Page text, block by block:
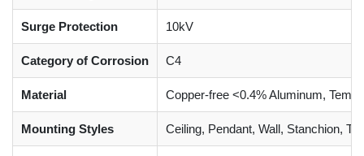
Surge Protection 10kV
Category of Corrosion C4
Material Copper-free <0.4% Aluminum,
Mounting Styles Ceiling, Pendant, Wall, Stanchion,